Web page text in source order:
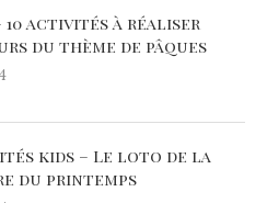
10 activités à réaliser
du thème de pâques
kids – Le loto de la
du printemps